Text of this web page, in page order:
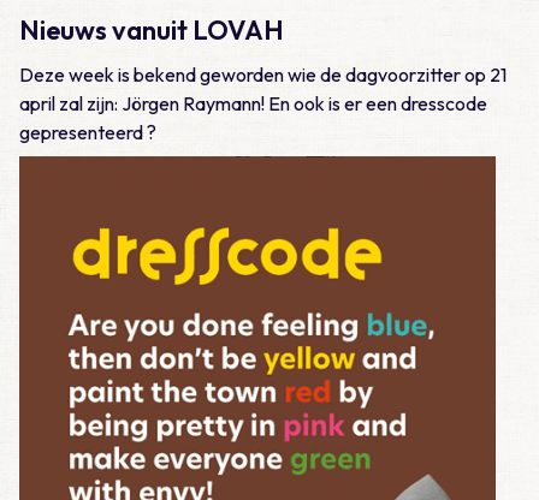
Nieuws vanuit LOVAH
Deze week is bekend geworden wie de dagvoorzitter op 21
april zal zijn: Jörgen Raymann! En ook is er een dresscode
gepresenteerd ?